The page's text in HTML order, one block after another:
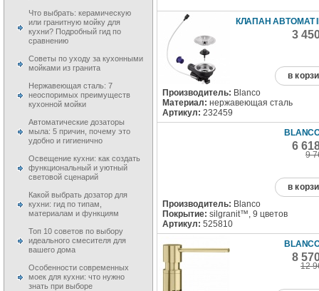
КЛАПАН АВТОМАТ
3
в
Производитель: Blanco
Материал: нержавеющая сталь
Артикул: 232459
6
9
в
Производитель: Blanco
Покрытие: silgranit™, 9 цветов
Артикул: 525810
8
12
Что выбрать: керамическую
или гранитную мойку для
кухни? Подробный гид по
сравнению
Советы по уходу за кухонными
мойками из гранита
Нержавеющая сталь: 7
неоспоримых преимуществ
кухонной мойки
Автоматические дозаторы
мыла: 5 причин, почему это
удобно и гигиенично
Освещение кухни: как создать
функциональный и уютный
световой сценарий
Какой выбрать дозатор для
кухни: гид по типам,
материалам и функциям
Топ 10 советов по выбору
идеального смесителя для
вашего дома
Особенности современных
моек для кухни: что нужно
знать при выборе